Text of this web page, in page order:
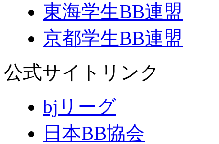
東海学生BB連盟
京都学生BB連盟
公式サイトリンク
bjリーグ
日本BB協会